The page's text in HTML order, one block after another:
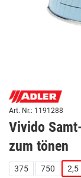
Art. Nr.: 1191288
Vivido
zum tönen
375 750 2,5